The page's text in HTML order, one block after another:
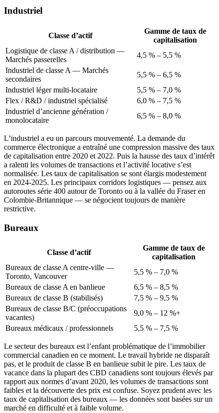
Industriel
Classe d’actif
Gamme de taux de
capitalisation
Logistique de classe A / distribution —
Marchés passerelles
4,5 % – 5,5 %
Industriel de classe A — Marchés
secondaires
5,5 % – 6,5 %
Industriel léger multi-locataire
5,5 % – 7,0 %
Flex / R&D / industriel spécialisé
6,0 % – 7,5 %
Industriel d’ancienne génération /
monolocataire
6,5 % – 8,0 %
L’industriel a eu un parcours mouvementé. La demande du
commerce électronique a entraîné une compression massive des taux
de capitalisation entre 2020 et 2022. Puis la hausse des taux d’intérêt
a ralenti les volumes de transactions et l’activité locative s’est
normalisée. Les taux de capitalisation se sont élargis modestement
en 2024-2025. Les principaux corridors logistiques — pensez aux
autoroutes série 400 autour de Toronto ou à la vallée du Fraser en
Colombie-Britannique — se négocient toujours de manière
restrictive.
Bureaux
Classe d’actif
Gamme de taux de
capitalisation
Bureaux de classe A centre-ville —
Toronto, Vancouver
5,5 % – 7,0 %
Bureaux de classe A en banlieue
6,5 % – 8,5 %
Bureaux de classe B (stabilisés)
7,5 % – 9,5 %
Bureaux de classe B/C (préoccupations
vacantes)
9,0 % – 12 %+
Bureaux médicaux / professionnels
5,5 % – 7,5 %
Le secteur des bureaux est l’enfant problématique de l’immobilier
commercial canadien en ce moment. Le travail hybride ne disparaît
pas, et le produit de classe B en banlieue subit le pire. Les taux de
vacance dans la plupart des CBD canadiens sont toujours élevés par
rapport aux normes d’avant 2020, les volumes de transactions sont
faibles et la découverte des prix est confuse. Soyez prudent avec les
taux de capitalisation des bureaux — les données sont basées sur un
marché en difficulté et à faible volume.